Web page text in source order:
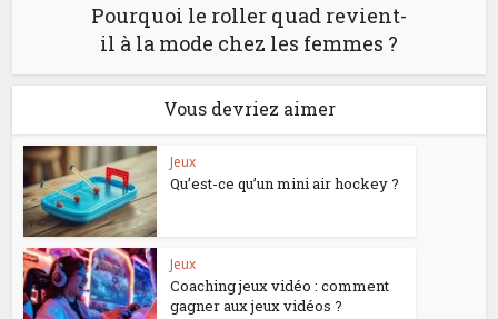
Pourquoi le roller quad revient-
il à la mode chez les femmes ?
Vous devriez aimer
Jeux
Qu’est-ce qu’un mini air hockey ?
Jeux
Coaching jeux vidéo : comment
gagner aux jeux vidéos ?